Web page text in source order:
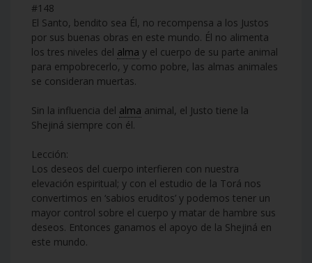
#148
El Santo, bendito sea Él, no recompensa a los Justos
por sus buenas obras en este mundo. Él no alimenta
los tres niveles del alma y el cuerpo de su parte animal
para empobrecerlo, y como pobre, las almas animales
se consideran muertas.
Sin la influencia del alma animal, el Justo tiene la
Shejiná siempre con él.
Lección:
Los deseos del cuerpo interfieren con nuestra
elevación espiritual; y con el estudio de la Torá nos
convertimos en ‘sabios eruditos’ y podemos tener un
mayor control sobre el cuerpo y matar de hambre sus
deseos. Entonces ganamos el apoyo de la Shejiná en
este mundo.